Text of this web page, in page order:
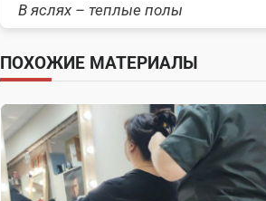
class="nav-
subtitle
screen-
reader-
text">Page</span>
В яслях – теплые полы
ПОХОЖИЕ МАТЕРИАЛЫ